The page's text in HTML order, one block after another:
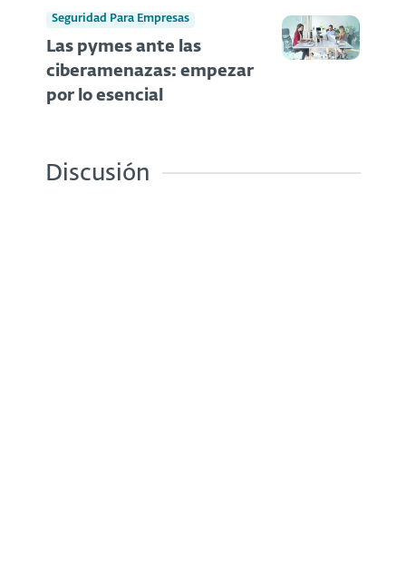
Seguridad Para Empresas
Las pymes ante las
ciberamenazas: empezar
por lo esencial
Discusión